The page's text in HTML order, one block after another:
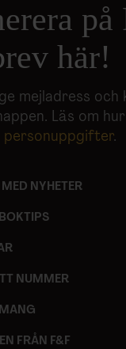
här!
mejladress och
Läs om
personuppgifter.
NYHETER
NUMMER
FRÅN F&F